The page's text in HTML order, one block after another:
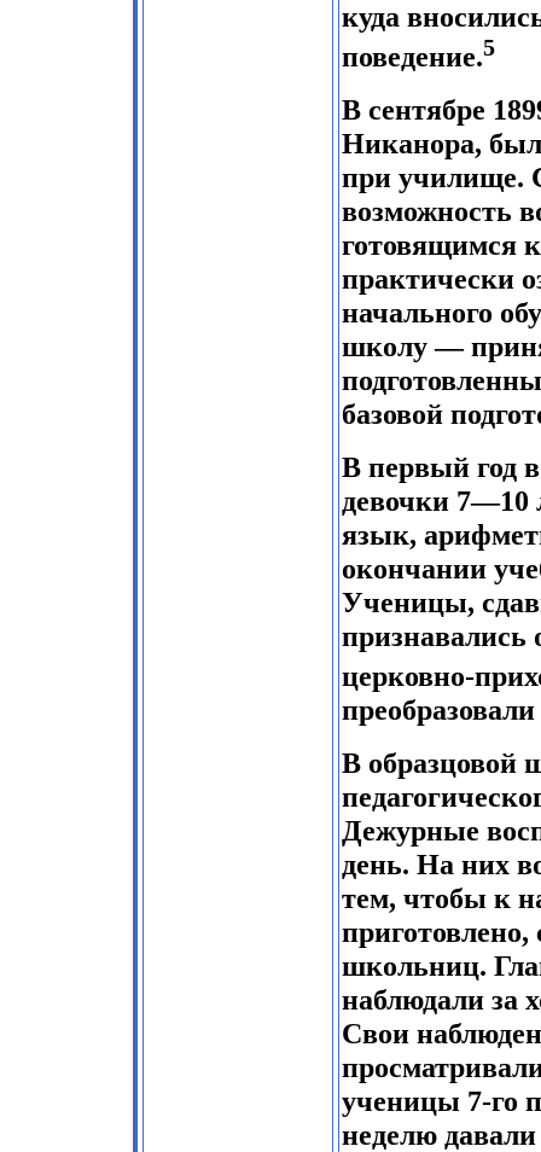
куда
поведение.5
В сентябре
Никанора,
при училище.
возможность
готовящимся
практически
начального
школу —
базовой
В первый год
девочки 7—10
язык,
окончании
Ученицы,
признавались
церковно-
В образцовой
Дежурные
день. На них
тем, чтобы к
школьниц.
наблюдали за
Свои
ученицы 7-го
неделю